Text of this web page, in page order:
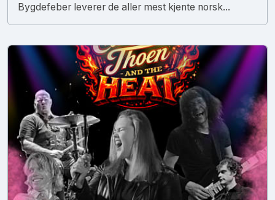
Bygdefeber leverer de aller mest kjente norsk...